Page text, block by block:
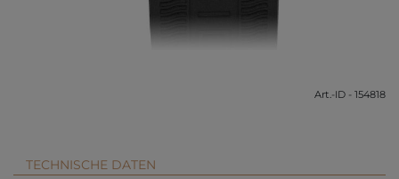
Art.-ID - 154818
TECHNISCHE DATEN